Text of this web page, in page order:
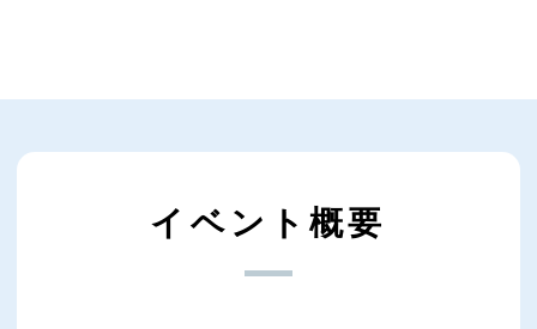
イベント概要